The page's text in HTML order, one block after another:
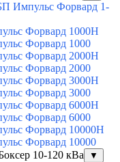
Импульс Форвард 1-
Форвард 1000H
Форвард 1000
Форвард 2000H
Форвард 2000
Форвард 3000H
Форвард 3000
Форвард 6000H
Форвард 6000
Форвард 10000H
Форвард 10000
10-120 кВа
▼